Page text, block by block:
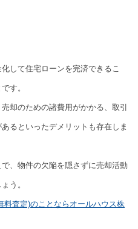
して住宅ローンを完済できるこ
す。
却のための諸費用がかかる、取引
るといったデメリットも存在しま
、物件の欠陥を隠さずに売却活動
う。
料査定)のことならオールハウス株